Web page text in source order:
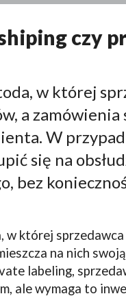
czy
w której
a zamówienia
W
się na
bez
której
na nich
labeling,
ale wymaga to